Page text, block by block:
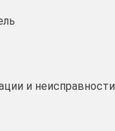
и неисправности